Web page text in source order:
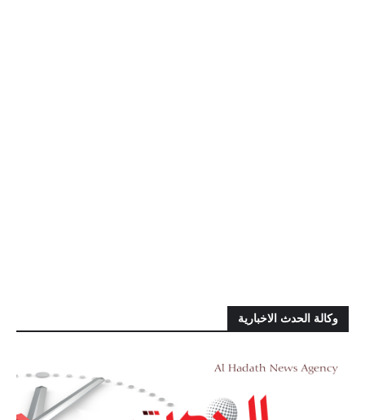
وكالة الحدث الاخبارية